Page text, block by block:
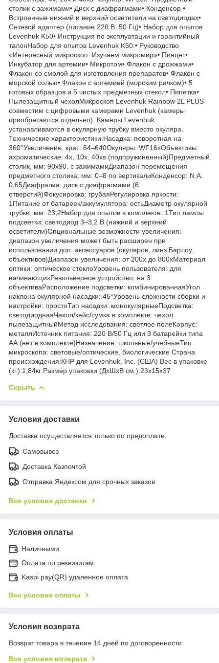
столик с зажимами• Диск с диафрагмами• Конденсор •
Встроенные нижний и верхний осветители на светодиодах•
Сетевой адаптер (питание 220 В, 50 Гц)• Набор для опытов
Levenhuk K50• Инструкция по эксплуатации и гарантийный
талонНабор для опытов Levenhuk K50:• Руководство
«Интересный микроскоп. Изучаем микромир»• Пинцет•
Инкубатор для артемии• Микротом• Флакон с дрожжами•
Флакон со смолой для изготовления препаратов• Флакон с
морской солью• Флакон с артемией (морским рачком)• 5
готовых образцов и 5 чистых предметных стекол• Пипетка•
Пылезащитный чехолМикроскоп Levenhuk Rainbow 2L PLUS
совместим с цифровыми камерами Levenhuk (камеры
приобретаются отдельно). Камеры Levenhuk
устанавливаются в окулярную трубку вместо окуляра.
Технические характеристики:Насадка: поворотная на
360°Увеличение, крат: 64–640Окуляры: WF16xОбъективы:
ахроматические: 4x, 10x, 40xs (подпружиненный)Предметный
столик, мм: 90x90, с зажимамиДиапазон перемещения
предметного столика, мм: 0–8 по вертикалиКонденсор: N.A.
0,65Диафрагма: диск с диафрагмами (6
отверстий)Фокусировка: грубаяРегулировка яркости:
1Питание от батареек/аккумулятора: естьДиаметр окулярной
трубки, мм: 23,2Набор для опытов в комплекте: 1Тип лампы
подсветки: светодиод 3–3,2 В (нижний и верхний
осветители)Опциональные возможности увеличения:
диапазон увеличения может быть расширен при
использовании доп. аксессуаров (окуляров, линз Барлоу,
объективов)Диапазон увеличения: от 200х до 800хМатериал
оптики: оптическое стеклоУровень пользователя: для
начинающихРевольверное устройство: на 3
объективаРасположение подсветки: комбинированнаяУгол
наклона окулярной насадки: 45°Уровень сложности сборки и
настройки: простоТип насадки: монокулярныеПодсветка:
светодиоднаяЧехол/кейс/сумка в комплекте: чехол
пылезащитныйМетод исследования: светлое полеКорпус:
металлИсточник питания: 220 В/50 Гц или 3 батарейки типа
АА (нет в комплекте)Назначение: школьные/учебныеТип
микроскопа: световые/оптические, биологические Страна
происхождения:КНР для Levenhuk, Inc. (США) Вес в упаковке
(кг.):1,84кг Размер упаковки (ДхШхВ см.):23x15x37
Скрыть
Условия доставки
Доставка осуществляется только по предоплате.
Самовывоз
Доставка Казпочтой
Отправка Яндексом для срочных заказов
Все условия доставки
Условия оплаты
Наличными
Оплата по реквизитам
Kaspi pay(QR) удаленное оплата
Все условия оплаты
Условия возврата
Возврат товара в течение 14 дней по договоренности
Все условия возврата